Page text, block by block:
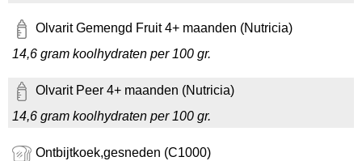
Olvarit Gemengd Fruit 4+ maanden (Nutricia)
14,6 gram koolhydraten per 100 gr.
Olvarit Peer 4+ maanden (Nutricia)
14,6 gram koolhydraten per 100 gr.
Ontbijtkoek,gesneden (C1000)